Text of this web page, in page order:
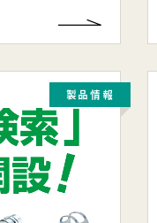
製品情報